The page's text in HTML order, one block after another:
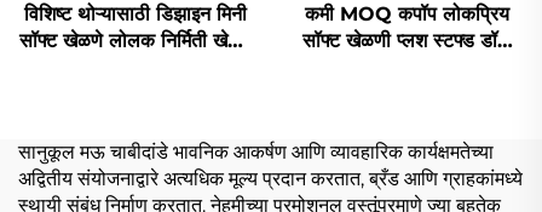
विशिष्ट थोऱ्यासाठी डिझाइन मिनी
सॉफ्ट खेळणे लोलक निर्मिती खेळणे
कमी MOQ कपॉप लोकप्रिय
सॉफ्ट खेळणी प्लश स्टफ्ड डॉल
सानुकूल मऊ चाबीदांडे भावनिक आकर्षण आणि व्यावहारिक कार्यक्षमतेच्या
अद्वितीय संयोजनाद्वारे अत्यधिक मूल्य प्रदान करतात, ब्रँड आणि ग्राहकांमध्ये
स्थायी संबंध निर्माण करतात. नेहमीच्या प्रमोशनल वस्तूंप्रमाणे ज्या बहुतेक